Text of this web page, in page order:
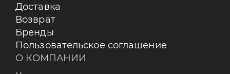
Доставка
Возврат
Бренды
Пользовательское соглашение
О КОМПАНИИ